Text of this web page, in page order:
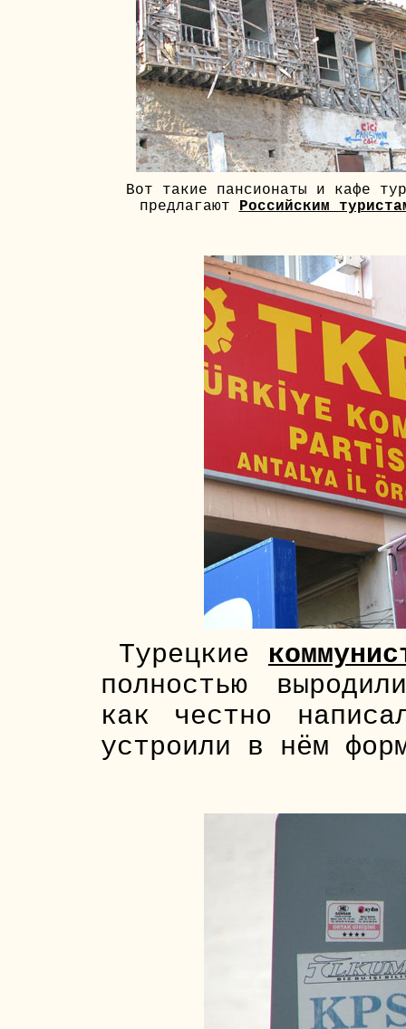
Вот такие пансионаты и кафе
предлагают Российским
Турецкие
полностью
как честно
устроили в нём